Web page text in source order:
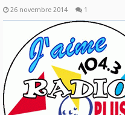
26 novembre 2014 1